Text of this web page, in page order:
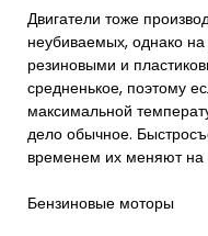
Двигатели тоже
неубиваемых, однако
резиновыми и
средненькое, поэтому
максимальной
дело обычное.
временем их меняют на
Бензиновые моторы